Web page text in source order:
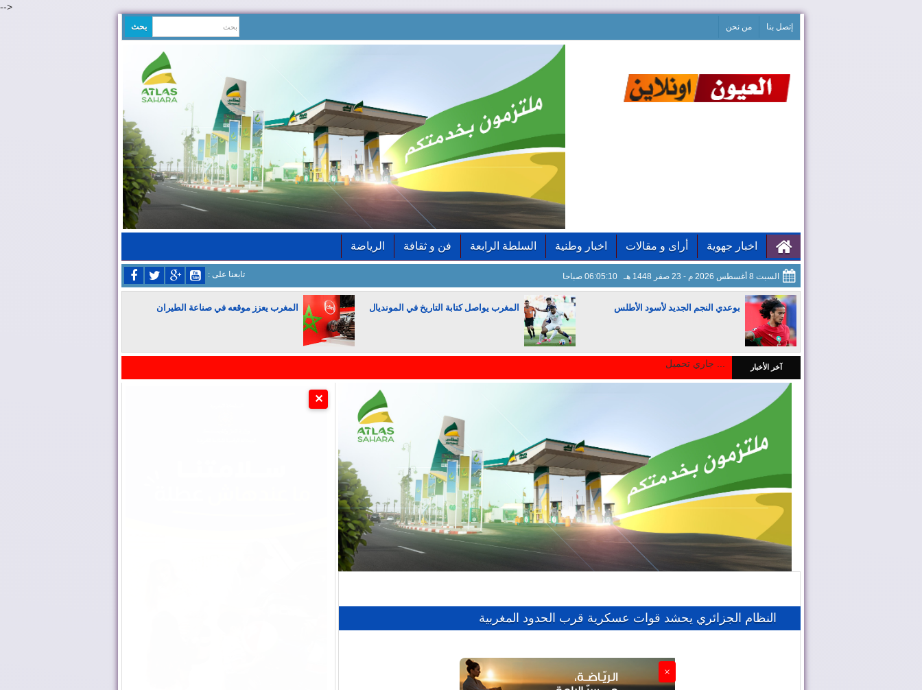
-->
إتصل بنا من نحن
اخبار جهوية أراى و مقالات اخبار وطنية السلطة الرابعة فن و ثقافة الرياضة
السبت 8 أغسطس 2026 م - 23 صفر 1448 هـ 06:05:11 صباحا : تابعنا على
بوعدي النجم الجديد لأسود الأطلس المغرب يواصل كتابة التاريخ في المونديال المغرب يعزز موقعه في صناعة الطيران
المغرب يجذب كبار المستثمرين آخر الأخبار
النظام الجزائري يحشد قوات عسكرية قرب الحدود المغربية
×
✕